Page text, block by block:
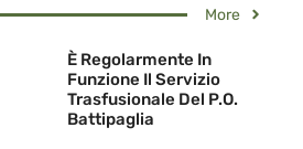
More
È Regolarmente In
Funzione Il Servizio
Trasfusionale Del P.O.
Battipaglia